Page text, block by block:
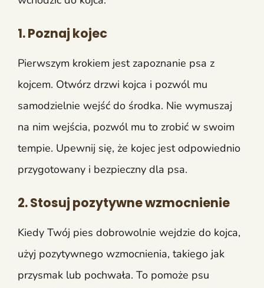
1. Poznaj kojec
Pierwszym krokiem jest zapoznanie psa z
kojcem. Otwórz drzwi kojca i pozwól mu
samodzielnie wejść do środka. Nie wymuszaj
na nim wejścia, pozwól mu to zrobić w swoim
tempie. Upewnij się, że kojec jest odpowiednio
przygotowany i bezpieczny dla psa.
2. Stosuj pozytywne wzmocnienie
Kiedy Twój pies dobrowolnie wejdzie do kojca,
użyj pozytywnego wzmocnienia, takiego jak
przysmak lub pochwała. To pomoże psu